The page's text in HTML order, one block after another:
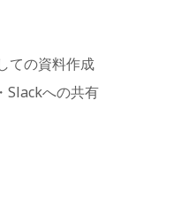
ての資料作成
Slackへの共有